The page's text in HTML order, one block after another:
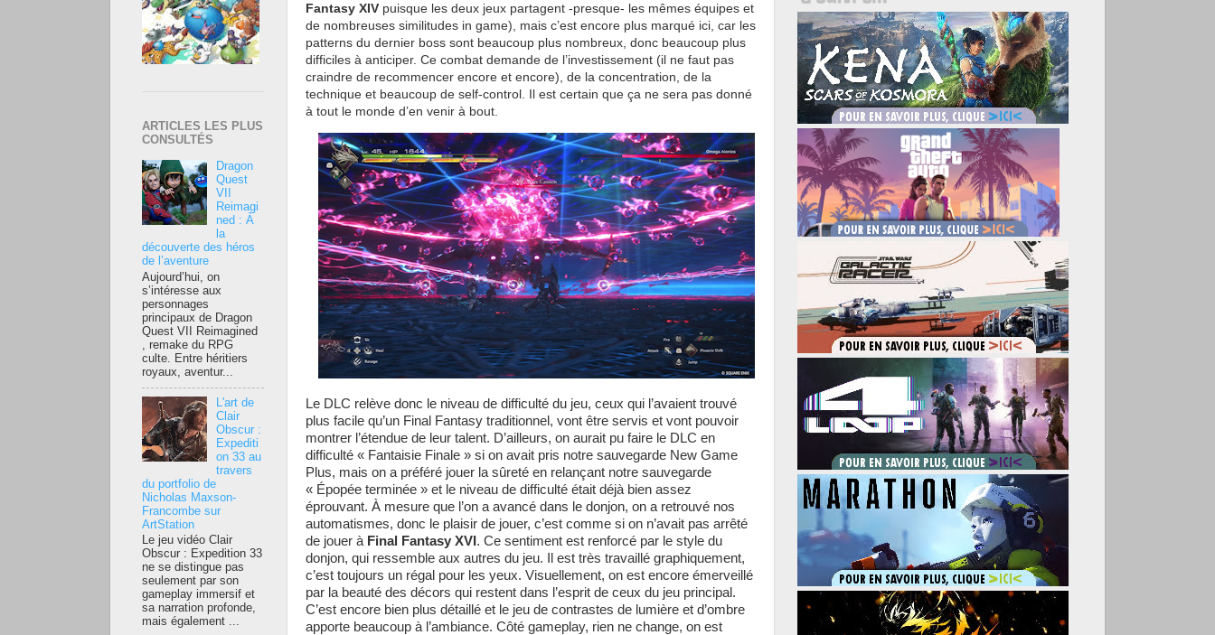
Fantasy XIV puisque les deux jeux partagent -presque- les mêmes équipes et
de nombreuses similitudes in game), mais c’est encore plus marqué ici, car les
patterns du dernier boss sont beaucoup plus nombreux, donc beaucoup plus
difficiles à anticiper. Ce combat demande de l’investissement (il ne faut pas
craindre de recommencer encore et encore), de la concentration, de la
technique et beaucoup de self-control. Il est certain que ça ne sera pas donné
à tout le monde d’en venir à bout.
Le DLC relève donc le niveau de difficulté du jeu, ceux qui l’avaient trouvé
plus facile qu’un Final Fantasy traditionnel, vont être servis et vont pouvoir
montrer l’étendue de leur talent. D’ailleurs, on aurait pu faire le DLC en
difficulté « Fantaisie Finale » si on avait pris notre sauvegarde New Game
Plus, mais on a préféré jouer la sûreté en relançant notre sauvegarde
« Épopée terminée » et le niveau de difficulté était déjà bien assez
éprouvant. À mesure que l’on a avancé dans le donjon, on a retrouvé nos
automatismes, donc le plaisir de jouer, c’est comme si on n’avait pas arrêté
de jouer à Final Fantasy XVI . Ce sentiment est renforcé par le style du
donjon, qui ressemble aux autres du jeu. Il est très travaillé graphiquement,
c’est toujours un régal pour les yeux. Visuellement, on est encore émerveillé
par la beauté des décors qui restent dans l’esprit de ceux du jeu principal.
C’est encore bien plus détaillé et le jeu de contrastes de lumière et d’ombre
apporte beaucoup à l’ambiance. Côté gameplay, rien ne change, on est
ARTICLES LES PLUS
CONSULTÉS
Dragon
Quest
VII
Reimagi
ned : À
la
découverte des héros
de l’aventure
Aujourd’hui, on
s’intéresse aux
personnages
principaux de Dragon
Quest VII Reimagined
, remake du RPG
culte. Entre héritiers
royaux, aventur...
L'art de
Clair
Obscur :
Expediti
on 33 au
travers
du portfolio de
Nicholas Maxson-
Francombe sur
ArtStation
Le jeu vidéo Clair
Obscur : Expedition 33
ne se distingue pas
seulement par son
gameplay immersif et
sa narration profonde,
mais également ...